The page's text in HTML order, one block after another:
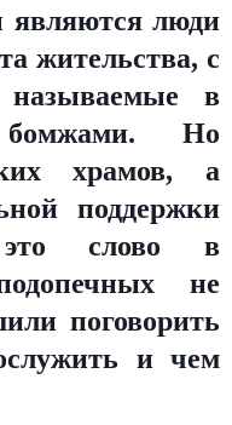
являются люди
жительства, с
называемые в
Но
храмов, а
поддержки
слово в
не
поговорить
и чем